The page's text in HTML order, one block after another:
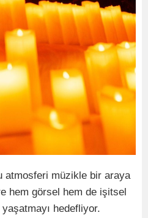
atmosferi müzikle bir araya
hem görsel hem de işitsel
hedefliyor.